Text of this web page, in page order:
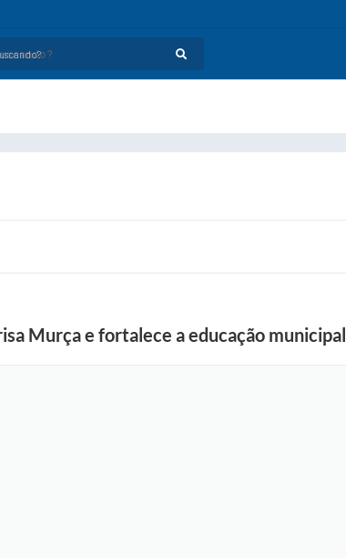
Murça e fortalece a educação municipal